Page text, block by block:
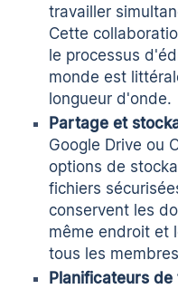
travailler
Cette
le processus
monde est
longueur d'onde.
Partage et
Google Drive ou
options de
fichiers
conservent les
même endroit et
tous les
Planificateurs